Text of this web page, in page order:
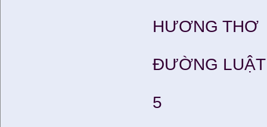
HƯƠNG THƠ
ĐƯỜNG LUẬT
5